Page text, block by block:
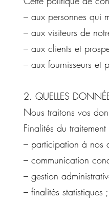
– aux personnes qui
– aux visiteurs de
– aux clients et
– aux fournisseurs et
2. QUELLES
Nous traitons vos
Finalités du traitement
– participation à nos
– communication
– gestion
– finalités statistiques ;